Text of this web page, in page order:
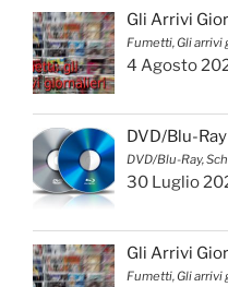
Gli Arrivi
Fumetti, Gli arrivi
4 Agosto
DVD/Blu-
DVD/Blu-Ray,
30 Luglio
Gli Arrivi
Fumetti, Gli arrivi